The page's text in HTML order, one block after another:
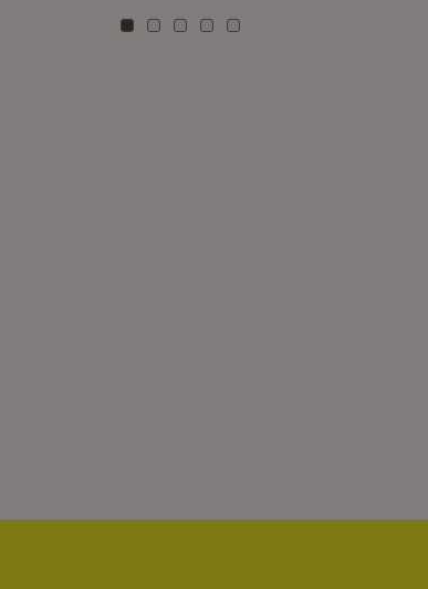
Zu Kachel: 0
Zu Kachel: 3
Zu Kachel: 6
Zu Kachel: 9
Zu Kachel: 12